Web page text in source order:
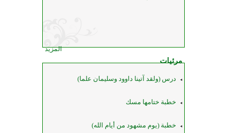
المزيد
مرئيات
درس (ولقد آتينا داوود وسليمان علما)
خطبة ختامها مسك
خطبة (يوم مشهود من أيام الله)